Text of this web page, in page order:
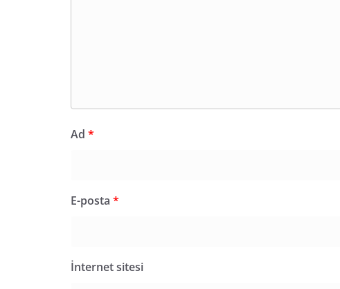
Ad *
E-posta *
İnternet sitesi